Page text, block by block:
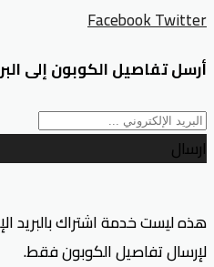
FacebookTwitter
أرسل تفاصيل الكوبون إلى
ارسال
هذه ليست خدمة اشتراك بالبريد
لإرسال تفاصيل الكوبون فقط.